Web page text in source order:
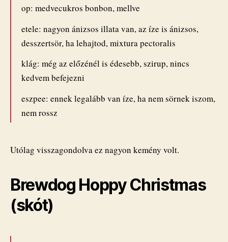
op: medvecukros bonbon, mellve
etele: nagyon ánizsos illata van, az íze is ánizsos,
desszertsör, ha lehajtod, mixtura pectoralis
klág: még az előzénél is édesebb, szirup, nincs
kedvem befejezni
eszpee: ennek legalább van íze, ha nem sörnek iszom,
nem rossz
Utólag visszagondolva ez nagyon kemény volt.
Brewdog Hoppy Christmas
(skót)